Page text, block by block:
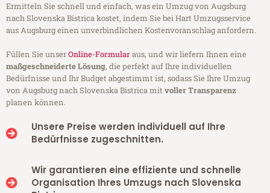
Ermitteln Sie schnell und einfach, was ein Umzug von Augsburg
nach Slovenska Bistrica kostet, indem Sie bei Hart Umzugsservice
aus Augsburg einen unverbindlichen Kostenvoranschlag anfordern.
Füllen Sie unserOnline-Formularaus, und wir liefern Ihnen eine
maßgeschneiderte Lösung, die perfekt auf Ihre individuellen
Bedürfnisse und Ihr Budget abgestimmt ist, sodass Sie Ihre Umzug
von Augsburg nach Slovenska Bistrica mitvoller Transparenz
planen können.
Unsere Preise werden individuell auf Ihre
Bedürfnisse zugeschnitten.
Wir garantieren eine effiziente und schnelle
Organisation Ihres Umzugs nach Slovenska